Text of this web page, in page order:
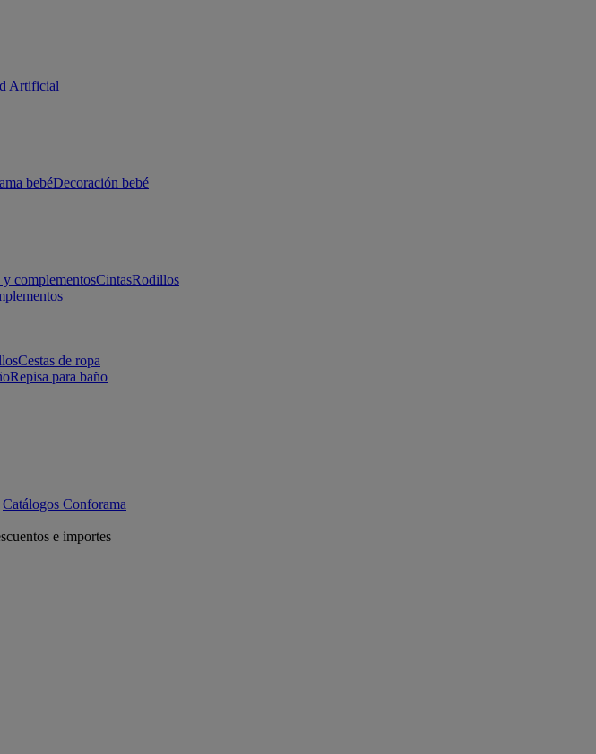
Artificial
bebéDecoración bebé
y complementosCintasRodillos
Cestas de ropa
Repisa para baño
Catálogos Conforama
e importes